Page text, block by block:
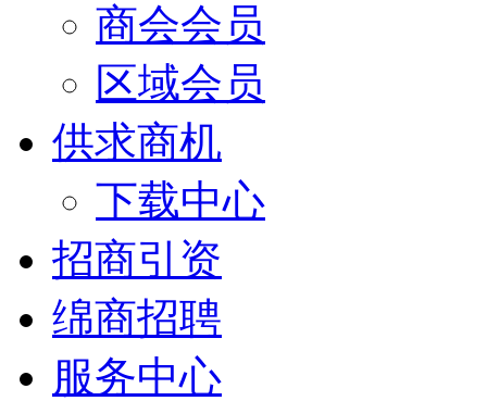
商会会员
区域会员
供求商机
下载中心
招商引资
绵商招聘
服务中心